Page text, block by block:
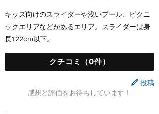
キッズ向けのスライダーや浅いプール、ピクニ
ックエリアなどがあるエリア。スライダーは身
長122cm以下。
クチコミ（0件）
投稿
感想と評価をお待ちしています！